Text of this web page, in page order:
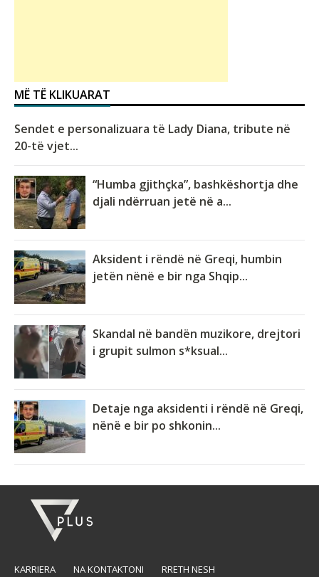
MË TË KLIKUARAT
Sendet e personalizuara të Lady Diana, tribute në
20-të vjet...
“Humba gjithçka”, bashkëshortja dhe
djali ndërruan jetë në a...
Aksident i rëndë në Greqi, humbin
jetën nënë e bir nga Shqip...
Skandal në bandën muzikore, drejtori
i grupit sulmon s*ksual...
Detaje nga aksidenti i rëndë në Greqi,
nënë e bir po shkonin...
KARRIERA NA KONTAKTONI RRETH NESH